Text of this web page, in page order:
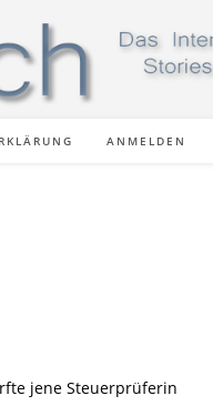
ANMELDEN
jene Steuerprüferin